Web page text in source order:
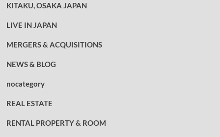
KITAKU, OSAKA JAPAN
LIVE IN JAPAN
MERGERS & ACQUISITIONS
NEWS & BLOG
nocategory
REAL ESTATE
RENTAL PROPERTY & ROOM